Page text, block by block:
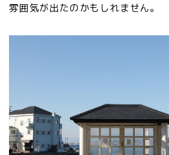
雰囲気が出たのかもしれません。